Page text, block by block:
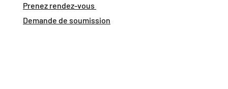
Prenez rendez-vous
Demande de soumission